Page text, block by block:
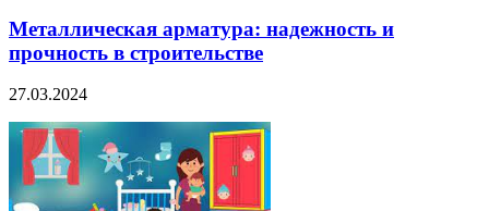
Металлическая арматура: надежность и
прочность в строительстве
27.03.2024